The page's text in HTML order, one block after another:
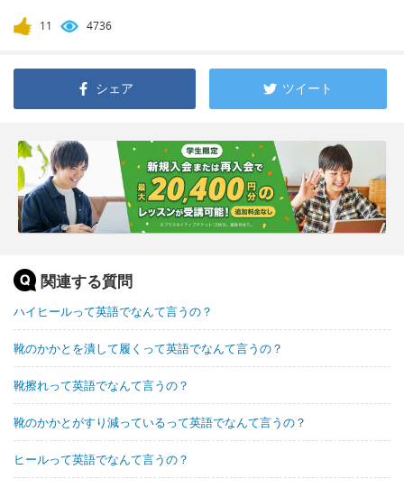
11 4736
シェア ツイート
関連する質問
ハイヒールって英語でなんて言うの？
靴のかかとを潰して履くって英語でなんて言うの？
靴擦れって英語でなんて言うの？
靴のかかとがすり減っているって英語でなんて言うの？
ヒールって英語でなんて言うの？